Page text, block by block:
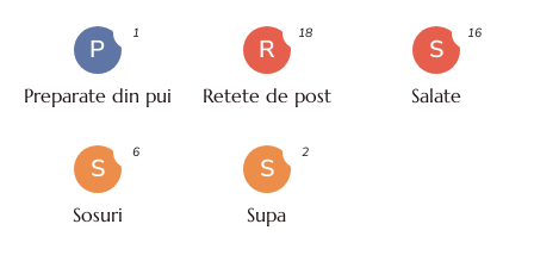
P
Preparate din pui
1
R
Retete de post
18
S
Salate
16
S
Sosuri
6
S
Supa
2